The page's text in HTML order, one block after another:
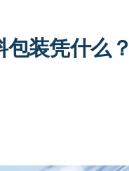
装凭什么？